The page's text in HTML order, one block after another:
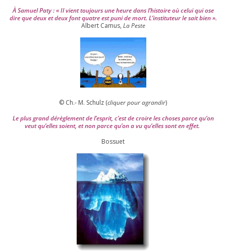
À Samuel Paty : « Il vient tou­jours une heure dans l’his­toire où celui qui ose
dire que deux et deux font quatre est puni de mort. L’instituteur le sait bien ».
Albert Camus, La Peste
© Ch.- M. Schulz (cli­quer pour agran­dir)
Le plus grand dérè­gle­ment de l’es­prit, c’est de croire les choses parce qu’on
veut qu’elles soient, et non parce qu’on a vu qu’elles sont en effet.
Bossuet